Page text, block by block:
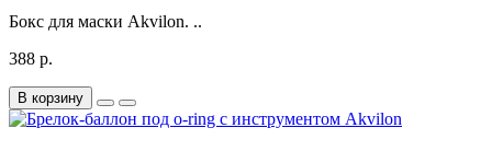
Бокс для маски Akvilon. ..
388 р.
В корзину